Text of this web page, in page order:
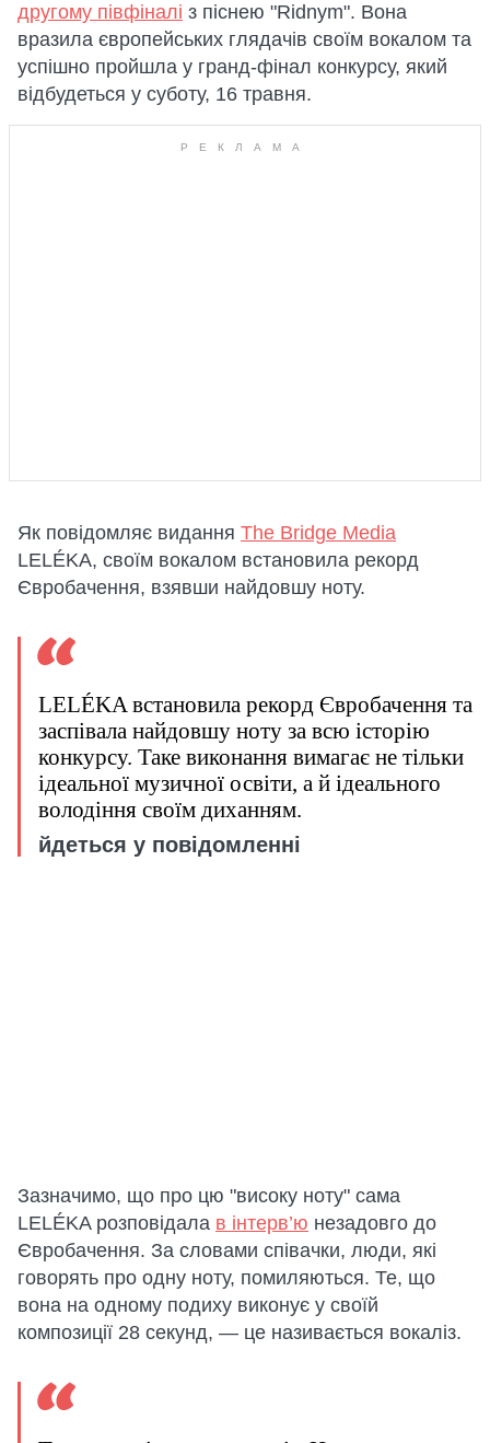
другому півфіналі з піснею "Ridnym". Вона
вразила європейських глядачів своїм вокалом та
успішно пройшла у гранд-фінал конкурсу, який
відбудеться у суботу, 16 травня.
Як повідомляє видання The Bridge Media
LELÉKA, своїм вокалом встановила рекорд
Євробачення, взявши найдовшу ноту.
LELÉKA встановила рекорд Євробачення та
заспівала найдовшу ноту за всю історію
конкурсу. Таке виконання вимагає не тільки
ідеальної музичної освіти, а й ідеального
володіння своїм диханням.
йдеться у повідомленні
Зазначимо, що про цю "високу ноту" сама
LELÉKA розповідала в інтерв’ю незадовго до
Євробачення. За словами співачки, люди, які
говорять про одну ноту, помиляються. Те, що
вона на одному подиху виконує у своїй
композиції 28 секунд, — це називається вокаліз.